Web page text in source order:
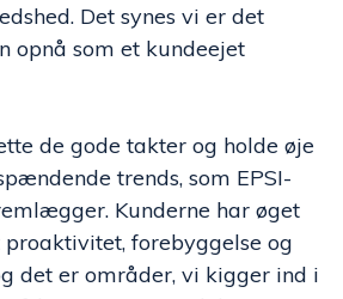
Det synes vi er det
opnå som et kundeejet
de gode takter og holde øje
trends, som EPSI-
Kunderne har øget
forebyggelse og
det er områder, vi kigger ind i